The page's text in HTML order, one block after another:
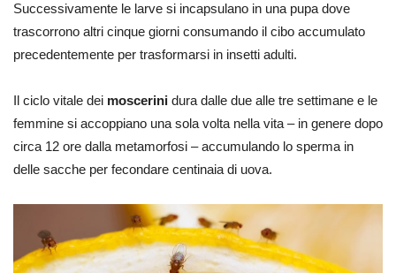
Successivamente le larve si incapsulano in una pupa dove
trascorrono altri cinque giorni consumando il cibo accumulato
precedentemente per trasformarsi in insetti adulti.
Il ciclo vitale dei moscerini dura dalle due alle tre settimane e le
femmine si accoppiano una sola volta nella vita – in genere dopo
circa 12 ore dalla metamorfosi – accumulando lo sperma in
delle sacche per fecondare centinaia di uova.